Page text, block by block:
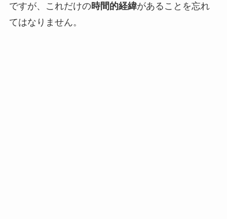
ですが、これだけの時間的経緯があることを忘れ
てはなりません。